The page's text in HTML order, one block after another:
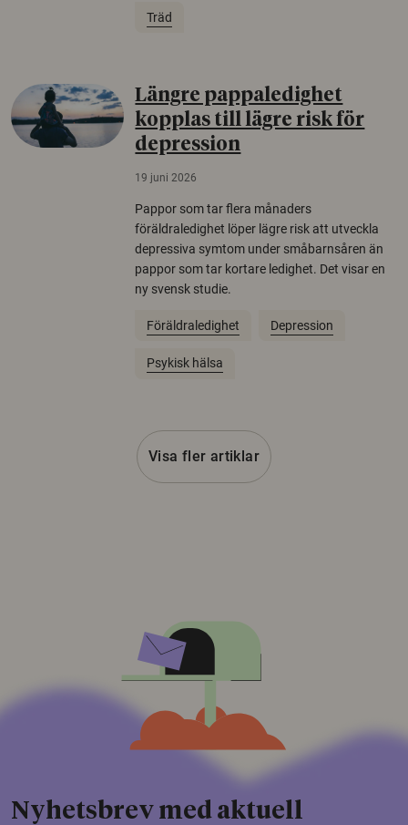
Träd
Längre pappaledighet
kopplas till lägre risk för
depression
19 juni 2026
Pappor som tar flera månaders
föräldraledighet löper lägre risk att utveckla
depressiva symtom under småbarnsåren än
pappor som tar kortare ledighet. Det visar en
ny svensk studie.
Föräldraledighet Depression
Psykisk hälsa
Visa fler artiklar
Nyhetsbrev med aktuell